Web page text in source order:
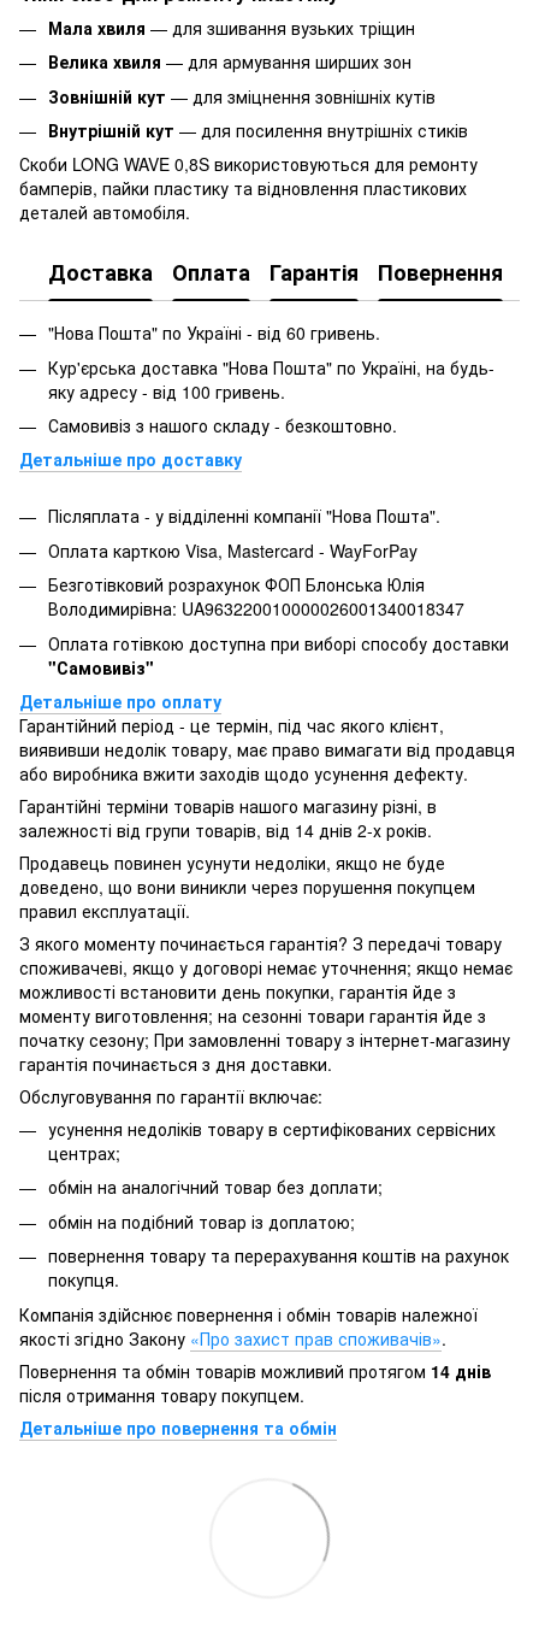
Мала хвиля — для зшивання вузьких тріщин
Велика хвиля — для армування ширших зон
Зовнішній кут — для зміцнення зовнішніх кутів
Внутрішній кут — для посилення внутрішніх стиків
Скоби LONG WAVE 0,8S використовуються для ремонту
бамперів, пайки пластику та відновлення пластикових
деталей автомобіля.
Доставка Оплата Гарантія Повернення
"Нова Пошта" по Україні - від 60 гривень.
Кур'єрська доставка "Нова Пошта" по Україні, на будь-
яку адресу - від 100 гривень.
Самовивіз з нашого складу - безкоштовно.
Детальніше про доставку
Післяплата - у відділенні компанії "Нова Пошта".
Оплата карткою Visa, Mastercard - WayForPay
Безготівковий розрахунок ФОП Блонська Юлія
Володимирівна: UA963220010000026001340018347
Оплата готівкою доступна при виборі способу доставки
"Самовивіз"
Детальніше про оплату
Гарантійний період - це термін, під час якого клієнт,
виявивши недолік товару, має право вимагати від продавця
або виробника вжити заходів щодо усунення дефекту.
Гарантійні терміни товарів нашого магазину різні, в
залежності від групи товарів, від 14 днів 2-х років.
Продавець повинен усунути недоліки, якщо не буде
доведено, що вони виникли через порушення покупцем
правил експлуатації.
З якого моменту починається гарантія? З передачі товару
споживачеві, якщо у договорі немає уточнення; якщо немає
можливості встановити день покупки, гарантія йде з
моменту виготовлення; на сезонні товари гарантія йде з
початку сезону; При замовленні товару з інтернет-магазину
гарантія починається з дня доставки.
Обслуговування по гарантії включає:
усунення недоліків товару в сертифікованих сервісних
центрах;
обмін на аналогічний товар без доплати;
обмін на подібний товар із доплатою;
повернення товару та перерахування коштів на рахунок
покупця.
Компанія здійснює повернення і обмін товарів належної
якості згідно Закону «Про захист прав споживачів».
Повернення та обмін товарів можливий протягом 14 днів
після отримання товару покупцем.
Детальніше про повернення та обмін